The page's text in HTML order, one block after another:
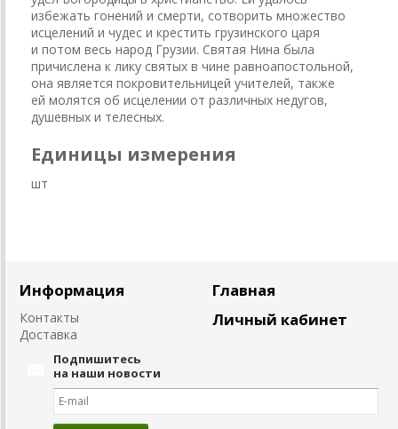
избежать гонений и смерти, сотворить множество
исцелений и чудес и крестить грузинского царя
и потом весь народ Грузии. Святая Нина была
причислена к лику святых в чине равноапостольной,
она является покровительницей учителей, также
ей молятся об исцелении от различных недугов,
душевных и телесных.
Единицы измерения
шт
Информация
Контакты
Доставка
Главная
Личный кабинет
Подпишитесь
на наши новости